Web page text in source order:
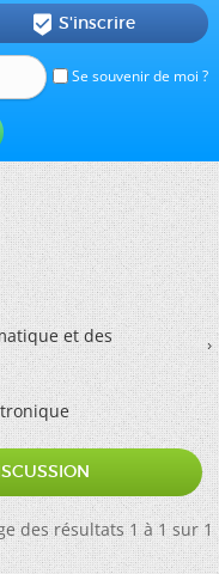
Se souvenir de moi ?
 S'inscrire
et des
des résultats 1 à 1 sur 1